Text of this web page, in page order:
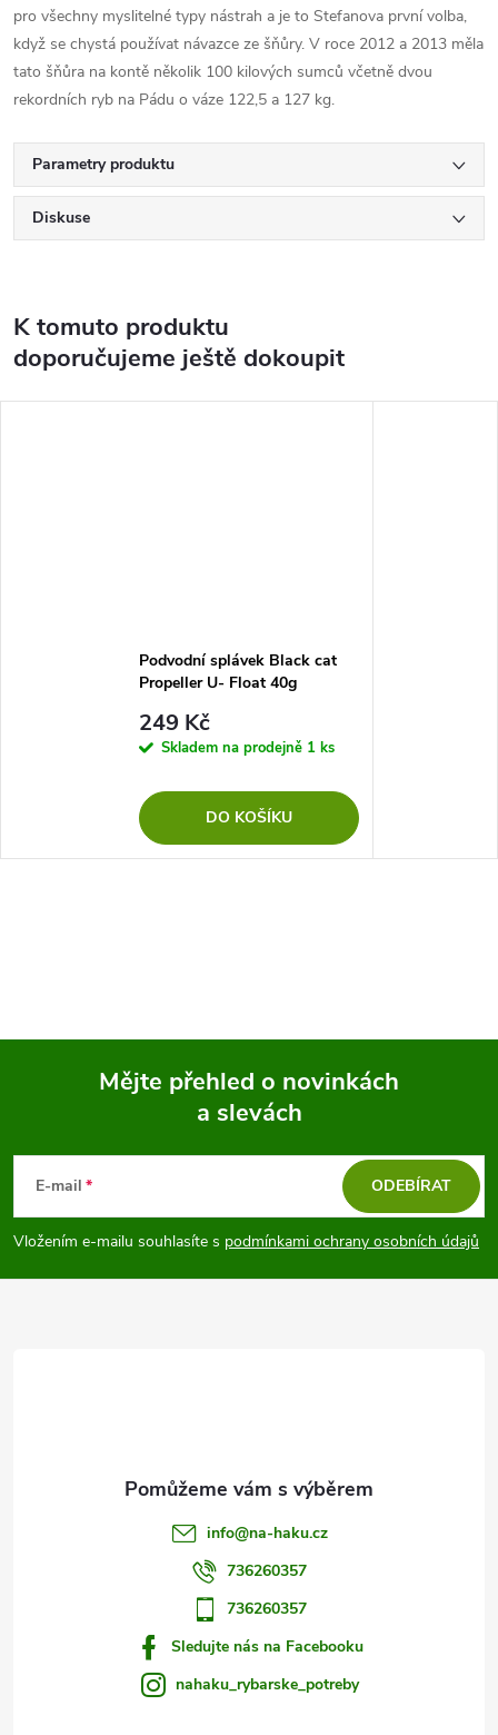
pro všechny myslitelné typy nástrah a je to Stefanova první volba,
když se chystá používat návazce ze šňůry. V roce 2012 a 2013 měla
tato šňůra na kontě několik 100 kilových sumců včetně dvou
rekordních ryb na Pádu o váze 122,5 a 127 kg.
Parametry produktu
Diskuse
K tomuto produktu
doporučujeme ještě dokoupit
Podvodní splávek Black cat
Propeller U- Float 40g
249 Kč
Skladem na prodejně 1 ks
DO KOŠÍKU
p
Mějte přehled o novinkách
a slevách
E-mail
Vložením e-mailu souhlasíte s podmínkami ochrany osobních údajů
ODEBÍRAT
info@na-haku.cz
736260357
736260357
Sledujte nás na Facebooku
nahaku_rybarske_potreby